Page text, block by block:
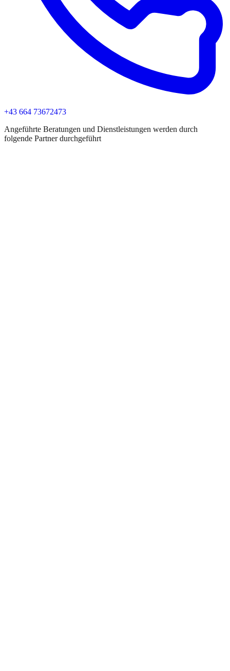
+43 664 73672473
Angeführte Beratungen und Dienstleistungen werden durch
folgende Partner durchgeführt